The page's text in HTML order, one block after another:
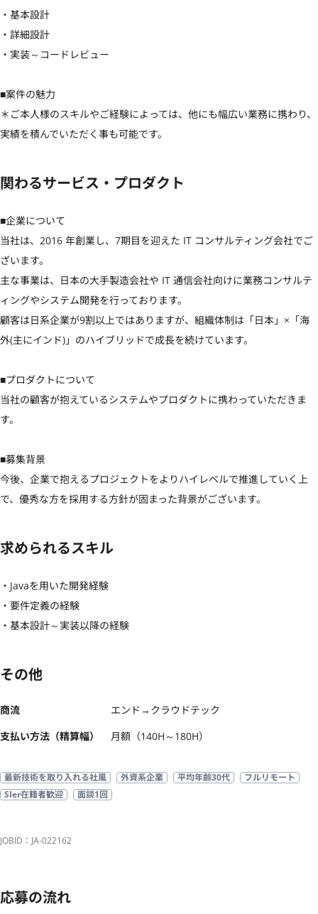
・基本設計
・詳細設計
・実装～コードレビュー
■案件の魅力
＊ご本人様のスキルやご経験によっては、他にも幅広い業務に携わり、
実績を積んでいただく事も可能です。
関わるサービス・プロダクト
■企業について
当社は、2016 年創業し、7期目を迎えた IT コンサルティング会社でご
ざいます。
主な事業は、日本の大手製造会社や IT 通信会社向けに業務コンサルテ
ィングやシステム開発を行っております。
顧客は日系企業が9割以上ではありますが、組織体制は「日本」×「海
外(主にインド)」のハイブリッドで成長を続けています。
■プロダクトについて
当社の顧客が抱えているシステムやプロダクトに携わっていただきま
す。
■募集背景
今後、企業で抱えるプロジェクトをよりハイレベルで推進していく上
で、優秀な方を採用する方針が固まった背景がございます。
求められるスキル
・Javaを用いた開発経験
・要件定義の経験
・基本設計～実装以降の経験
その他
商流
エンド→クラウドテック
支払い方法（精算幅）
月額（140H～180H）
最新技術を取り入れる社風 外資系企業 平均年齢30代
フルリモート
SIer在籍者歓迎
面談1回
JOBID：JA-022162
応募の流れ